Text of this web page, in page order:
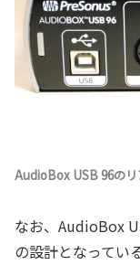
AudioBox USB 96のリ
なお、AudioBox
の設計となってい